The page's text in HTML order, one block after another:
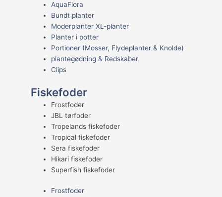
AquaFlora
Bundt planter
Moderplanter XL-planter
Planter i potter
Portioner (Mosser, Flydeplanter & Knolde)
plantegødning & Redskaber
Clips
Fiskefoder
Frostfoder
JBL tørfoder
Tropelands fiskefoder
Tropical fiskefoder
Sera fiskefoder
Hikari fiskefoder
Superfish fiskefoder
Frostfoder